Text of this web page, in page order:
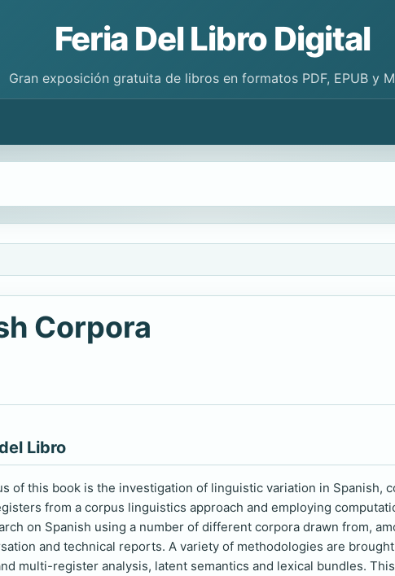
Feria Del Libro Digital
Gran exposición gratuita de libros en formatos PDF, EPUB y
Corpora
Libro
of this book is the investigation of linguistic variation in Spanish,
from a corpus linguistics approach and employing
on Spanish using a number of different corpora drawn from,
and technical reports. A variety of methodologies are
multi-register analysis, latent semantics and lexical bundles.